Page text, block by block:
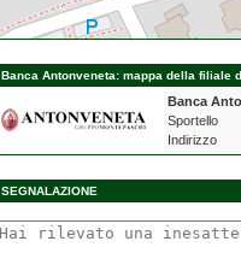
Banca Antonveneta: mappa della filiale
Banca
Sportello
Indirizzo
SEGNALAZIONE